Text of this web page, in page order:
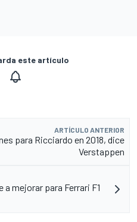
este artículo
ARTÍCULO ANTERIOR
para Ricciardo en 2018, dice
Verstappen
mejorar para Ferrari F1